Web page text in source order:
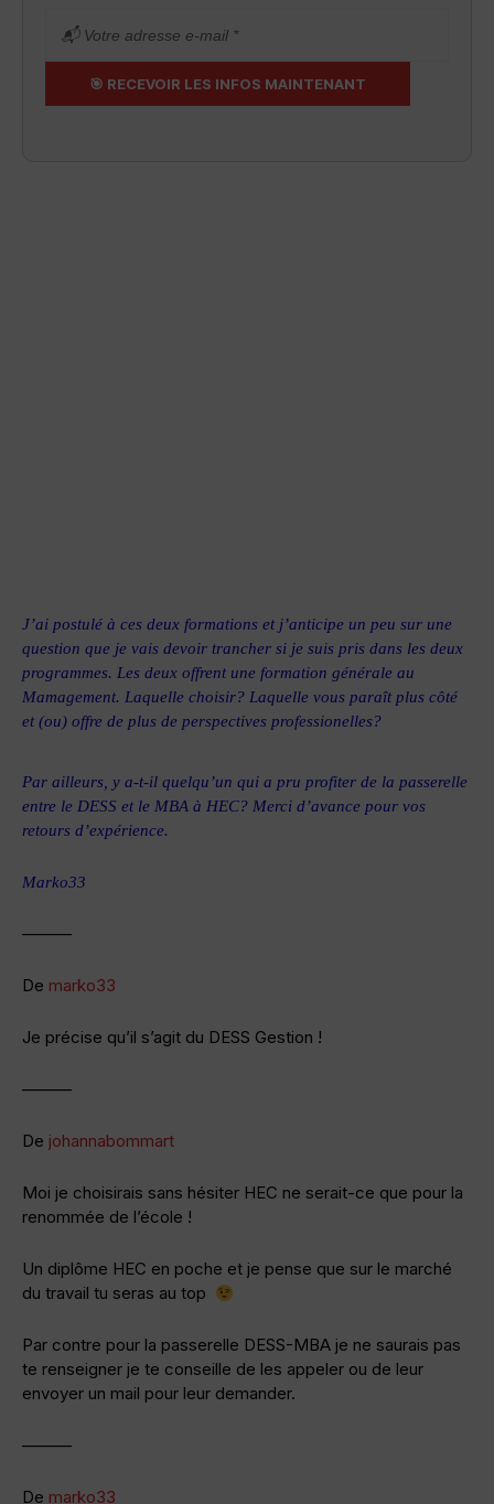
J’ai postulé à ces deux formations et j’anticipe un peu sur une
question que je vais devoir trancher si je suis pris dans les deux
programmes. Les deux offrent une formation générale au
Mamagement. Laquelle choisir? Laquelle vous paraît plus côté
et (ou) offre de plus de perspectives professionelles?
Par ailleurs, y a-t-il quelqu’un qui a pru profiter de la passerelle
entre le DESS et le MBA à HEC? Merci d’avance pour vos
retours d’expérience.
Marko33
———
De marko33
Je précise qu’il s’agit du DESS Gestion !
———
De johannabommart
Moi je choisirais sans hésiter HEC ne serait-ce que pour la
renommée de l’école !
Un diplôme HEC en poche et je pense que sur le marché
du travail tu seras au top
Par contre pour la passerelle DESS-MBA je ne saurais pas
te renseigner je te conseille de les appeler ou de leur
envoyer un mail pour leur demander.
———
De marko33